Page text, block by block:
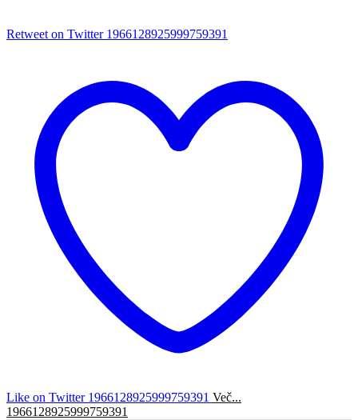
Retweet on Twitter 1966128925999759391
Like on Twitter 1966128925999759391 Več...
1966128925999759391